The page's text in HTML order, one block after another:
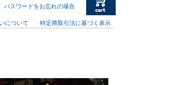
パスワードをお忘れの場合
について 特定商取引法に基づく表示